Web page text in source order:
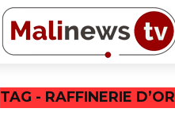
TAG - RAFFINERIE D’OR